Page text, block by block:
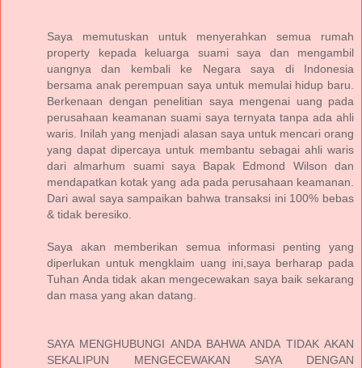
Saya memutuskan untuk menyerahkan semua rumah
property kepada keluarga suami saya dan mengambil
uangnya dan kembali ke Negara saya di Indonesia
bersama anak perempuan saya untuk memulai hidup baru.
Berkenaan dengan penelitian saya mengenai uang pada
perusahaan keamanan suami saya ternyata tanpa ada ahli
waris. Inilah yang menjadi alasan saya untuk mencari orang
yang dapat dipercaya untuk membantu sebagai ahli waris
dari almarhum suami saya Bapak Edmond Wilson dan
mendapatkan kotak yang ada pada perusahaan keamanan.
Dari awal saya sampaikan bahwa transaksi ini 100% bebas
& tidak beresiko.
Saya akan memberikan semua informasi penting yang
diperlukan untuk mengklaim uang ini,saya berharap pada
Tuhan Anda tidak akan mengecewakan saya baik sekarang
dan masa yang akan datang.
SAYA MENGHUBUNGI ANDA BAHWA ANDA TIDAK AKAN
SEKALIPUN MENGECEWAKAN SAYA DENGAN